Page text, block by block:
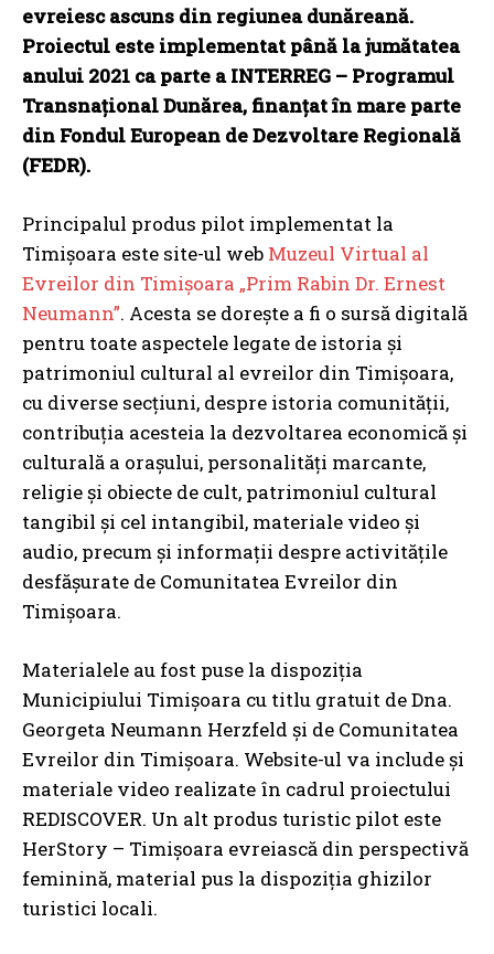
evreiesc ascuns din regiunea dunăreană.
Proiectul este implementat până la jumătatea
anului 2021 ca parte a INTERREG – Programul
Transnațional Dunărea, finanțat în mare parte
din Fondul European de Dezvoltare Regională
(FEDR).
Principalul produs pilot implementat la
Timișoara este site-ul web Muzeul Virtual al
Evreilor din Timișoara „Prim Rabin Dr. Ernest
Neumann”. Acesta se dorește a fi o sursă digitală
pentru toate aspectele legate de istoria şi
patrimoniul cultural al evreilor din Timişoara,
cu diverse secțiuni, despre istoria comunităţii,
contribuţia acesteia la dezvoltarea economică şi
culturală a oraşului, personalităţi marcante,
religie şi obiecte de cult, patrimoniul cultural
tangibil şi cel intangibil, materiale video și
audio, precum şi informații despre activităţile
desfăşurate de Comunitatea Evreilor din
Timişoara.
Materialele au fost puse la dispoziția
Municipiului Timișoara cu titlu gratuit de Dna.
Georgeta Neumann Herzfeld și de Comunitatea
Evreilor din Timișoara. Website-ul va include și
materiale video realizate în cadrul proiectului
REDISCOVER. Un alt produs turistic pilot este
HerStory – Timișoara evreiască din perspectivă
feminină, material pus la dispoziția ghizilor
turistici locali.